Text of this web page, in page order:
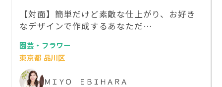
【対面】簡単だけど素敵な仕上がり、お好き
なデザインで作成するあなただ…
園芸・フラワー
東京都 品川区
ＭＩＹＯ ＥＢＩＨＡＲＡ